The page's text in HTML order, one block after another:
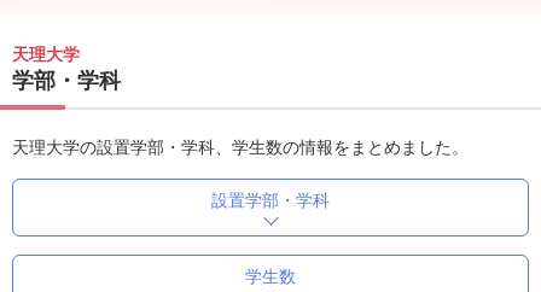
天理大学
学部・学科
天理大学の設置学部・学科、学生数の情報をまとめました。
設置学部・学科
学生数